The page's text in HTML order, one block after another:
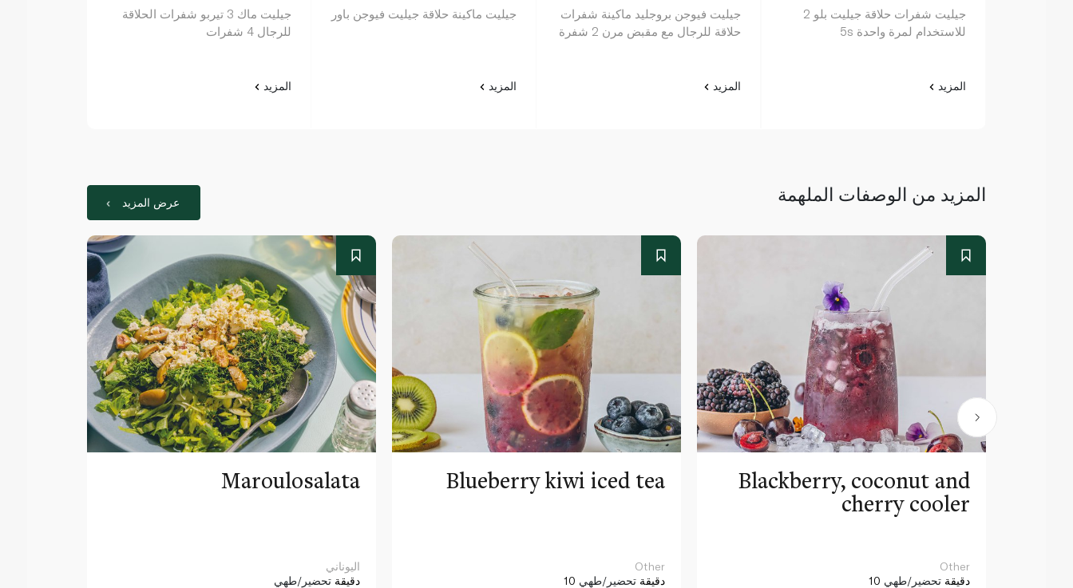
جيليت شفرات حلاقة جيليت بلو 2
للاستخدام لمرة واحدة 5s
المزيد
جيليت فيوجن بروجليد ماكينة شفرات
حلاقة للرجال مع مقبض مرن 2 شفرة
المزيد
جيليت ماكينة حلاقة جيليت فيوجن باور
المزيد
جيليت ماك 3 تيربو شفرات الحلاقة
للرجال 4 شفرات
المزيد
المزيد من الوصفات الملهمة عرض المزيد
Maroulosalata
اليوناني
دقيقة تحضير/طهي
Blueberry kiwi iced tea
Other
10 دقيقة تحضير/طهي
Blackberry, coconut and
cherry cooler
Other
10 دقيقة تحضير/طهي